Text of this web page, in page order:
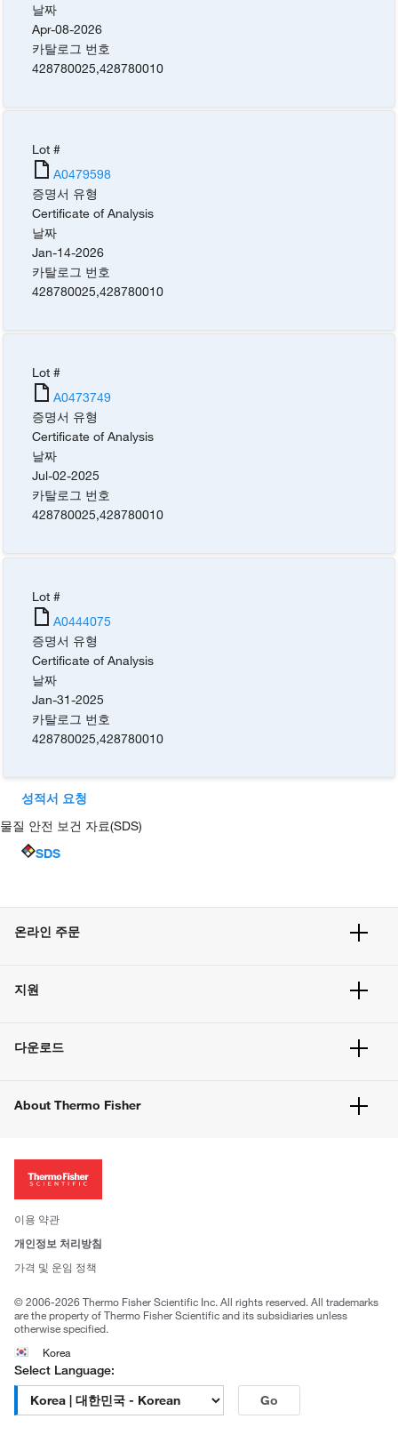
날짜
Apr-08-2026
카탈로그 번호
428780025,428780010
Lot #
A0479598
증명서 유형
Certificate of Analysis
날짜
Jan-14-2026
카탈로그 번호
428780025,428780010
Lot #
A0473749
증명서 유형
Certificate of Analysis
날짜
Jul-02-2025
카탈로그 번호
428780025,428780010
Lot #
A0444075
증명서 유형
Certificate of Analysis
날짜
Jan-31-2025
카탈로그 번호
428780025,428780010
성적서 요청
물질 안전 보건 자료(SDS)
SDS
온라인 주문
주문 방법
벌크 주문
지원
고객 센터
웹사이트 개선사항
다운로드
About Thermo Fisher
투자자
사회적 책임
브랜드
이용 약관
개인정보 처리방침
가격 및 운임 정책
© 2006-2026 Thermo Fisher Scientific Inc. All rights reserved. All trademarks
are the property of Thermo Fisher Scientific and its subsidiaries unless
otherwise specified.
Korea
Select Language:
Go